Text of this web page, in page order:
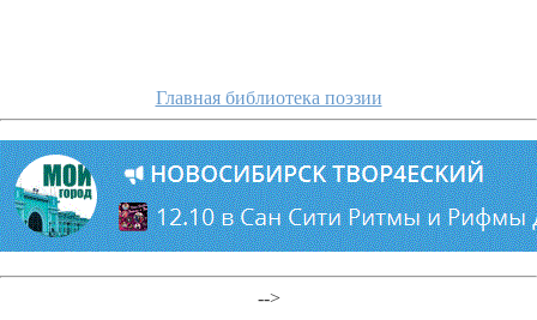
Главная библиотека поэзии
-->